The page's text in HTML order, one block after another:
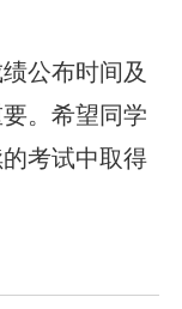
公布时间及
。希望同学
考试中取得